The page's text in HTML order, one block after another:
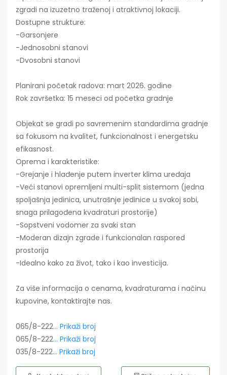
zgradi na izuzetno traženoj i atraktivnoj lokaciji.
Dostupne strukture:
-Garsonjere
-Jednosobni stanovi
-Dvosobni stanovi
Planirani početak radova: mart 2026. godine
Rok završetka: 15 meseci od početka gradnje
Objekat se gradi po savremenim standardima gradnje
sa fokusom na kvalitet, funkcionalnost i energetsku
efikasnost.
Oprema i karakteristike:
-Grejanje i hlađenje putem inverter klima uređaja
-Veći stanovi opremljeni multi-split sistemom (jedna
spoljašnja jedinica, unutrašnje jedinice u svakoj sobi,
snaga prilagođena kvadraturi prostorije)
-Sopstveni vodomer za svaki stan
-Moderan dizajn zgrade i funkcionalan raspored
prostorija
-Idealno kako za život, tako i kao investicija.
Za više informacija o cenama, kvadraturama i načinu
kupovine, kontaktirajte nas.
065/8-222... Prikaži broj
065/8-222... Prikaži broj
035/8-222... Prikaži broj